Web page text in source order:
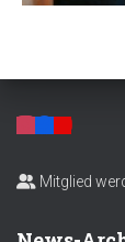
Mitglied